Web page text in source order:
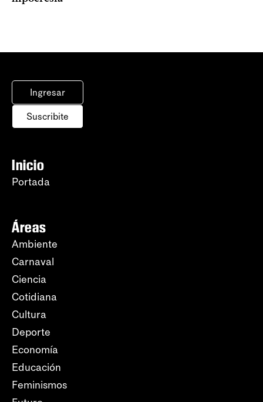
Ingresar
Suscribite
Inicio
Portada
Áreas
Ambiente
Carnaval
Ciencia
Cotidiana
Cultura
Deporte
Economía
Educación
Feminismos